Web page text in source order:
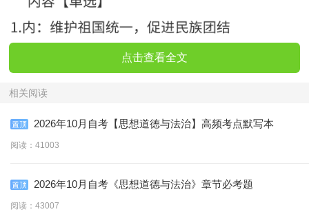
点击查看全文
相关阅读
2026年10月自考【思想道德与法治】高频考点默写本
阅读：41003
2026年10月自考《思想道德与法治》章节必考题
阅读：43007